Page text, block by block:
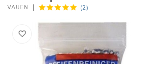
VAUEN (2)